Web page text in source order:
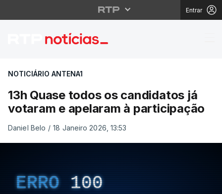
Entrar
13h Quase todos os
NOTICIÁRIO ANTENA1
13h Quase todos os candidatos já
votaram e apelaram à participação
Daniel Belo / 18 Janeiro 2026, 13:53
ERRO 100